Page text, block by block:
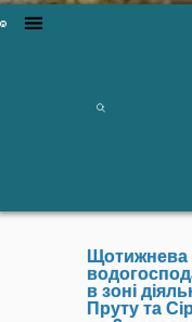
Щотижнева
в зоні
Пруту та